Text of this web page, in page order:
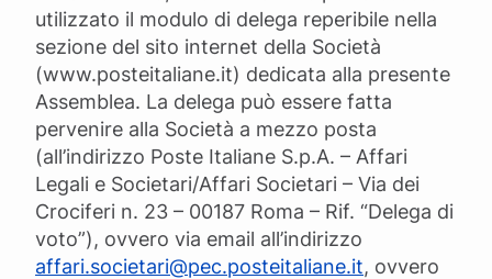
utilizzato il modulo di delega reperibile nella
sezione del sito internet della Società
(www.posteitaliane.it) dedicata alla presente
Assemblea. La delega può essere fatta
pervenire alla Società a mezzo posta
(all’indirizzo Poste Italiane S.p.A. – Affari
Legali e Societari/Affari Societari – Via dei
Crociferi n. 23 – 00187 Roma – Rif. “Delega di
voto”), ovvero via email all’indirizzo
affari.societari@pec.posteitaliane.it, ovvero